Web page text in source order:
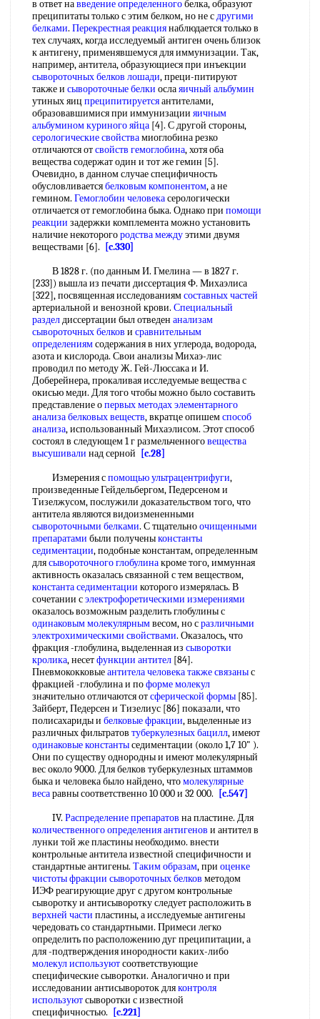
в ответ навведение определенногобелка, образуют
преципитаты только с этим белком, но не сдругими
белками. Перекрестная реакциянаблюдается только в
тех случаях, когда исследуемый антиген очень близок
к антигену, применявшемуся для иммунизации. Так,
например, антитела, образующиеся при инъекции
сывороточных белков лошади, преци-питируют
также и сывороточные белки ослаяичный альбумин
утиных яиц преципитируетсяантителами,
образовавшимися при иммунизации яичным
альбуминомкуриного яйца [4]. С другой стороны,
серологические свойствамиоглобина резко
отличаются отсвойств гемоглобина, хотя оба
вещества содержат один и тот же гемин [5].
Очевидно, в данном случае специфичность
обусловливаетсябелковым компонентом, а не
гемином. Гемоглобин человекасерологически
отличается от гемоглобина быка. Однако при помощи
реакции задержки комплемента можно установить
наличие некоторогородства междуэтими двумя
веществами [6].
[c.330]
В 1828 г. (по данным И. Гмелина — в 1827 г.
[233]) вышла из печати диссертация Ф. Михаэлиса
[322], посвященная исследованиямсоставных частей
артериальной и венозной крови. Специальный
разделдиссертации был отведен анализам
сывороточных белков и сравнительным
определениямсодержания в них углерода, водорода,
азота и кислорода. Свои анализы Михаэ-лис
проводил по методу Ж. Гей-Люссака и И.
Доберейнера, прокаливая исследуемые вещества с
окисью меди. Для того чтобы можно было составить
представление опервых методахэлементарного
анализа белковых веществ, вкратце опишемспособ
анализа, использованный Михаэлисом. Этот способ
состоял в следующем 1 г размельченноговещества
высушивали над серной
[c.28]
Измерения спомощью ультрацентрифуги,
произведенные Гейдельбергом, Педерсеном и
Тизелжусом, послужили доказательством того, что
антитела являются видоизмененными
сывороточными белками. С тщательноочищенными
препаратами были полученыконстанты
седиментации, подобные константам, определенным
длясывороточного глобулинакроме того, иммунная
активность оказалась связанной с тем веществом,
константа седиментации которого измерялась. В
сочетании сэлектрофоретическими измерениями
оказалось возможным разделить глобулины с
одинаковым молекулярнымвесом, но сразличными
электрохимическими свойствами. Оказалось, что
фракция -глобулина, выделенная из сыворотки
кролика, несетфункции антител [84].
Пневмококковыеантитела человекатакже связаныс
фракцией -глобулина и поформе молекул
значительно отличаются отсферической формы [85].
Зайберт, Педерсен и Тизелиус [86] показали, что
полисахариды и белковые фракции, выделенные из
различных фильтратов туберкулезных бацилл, имеют
одинаковые константыседиментации (около 1,7 10" ).
Они по существу однородны и имеют молекулярный
вес около 9000. Для белков туберкулезных штаммов
быка и человека было найдено, чтомолекулярные
весаравны соответственно 10 000 и 32 000.
[c.547]
IV. Распределение препаратов на пластине. Для
количественного определения антигенов и антител в
лунки той же пластины необходимо. внести
контрольные антитела известной специфичности и
стандартные антигены. Таким образам, при оценке
чистоты фракции сывороточных белков методом
ИЭФ реагирующие друг с другом контрольные
сыворотку и антисыворотку следует расположить в
верхней части пластины, а исследуемые антигены
чередовать со стандартными. Примеси легко
определить по расположению дуг преципитации, а
для -подтверждения инородности каких-либо
молекул используютсоответствующие
специфические сыворотки. Аналогично и при
исследовании антисывороток дляконтроля
используютсыворотки с известной
специфичностью.
[c.221]